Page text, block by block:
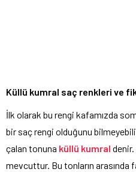
Küllü kumral saç renkleri ve
İlk olarak bu rengi kafamızda
bir saç rengi olduğunu
çalan tonuna küllü kumral
mevcuttur. Bu tonların arasında